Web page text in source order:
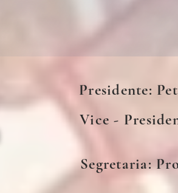
Presidente:
Vice -
Segretaria: